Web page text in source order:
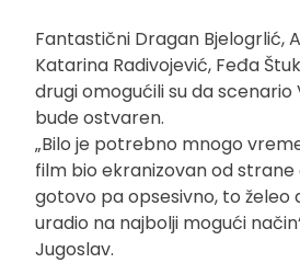
Fantastični Dragan Bjelogrlić,
Katarina Radivojević, Feđa
drugi omogućili su da scenario
bude ostvaren.
„Bilo je potrebno mnogo
film bio ekranizovan od strane
gotovo pa opsesivno, to želeo
uradio na najbolji mogući
Jugoslav.